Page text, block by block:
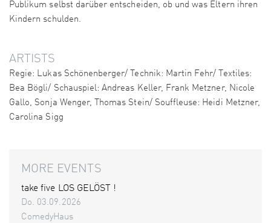
Publikum selbst darüber entscheiden, ob und was Eltern ihren
Kindern schulden.
ARTISTS
Regie: Lukas Schönenberger/ Technik: Martin Fehr/ Textiles:
Bea Bögli/ Schauspiel: Andreas Keller, Frank Metzner, Nicole
Gallo, Sonja Wenger, Thomas Stein/ Souffleuse: Heidi Metzner,
Carolina Sigg
MORE EVENTS
take five LOS GELÖST !
Do. 03.09.2026
ComedyHaus